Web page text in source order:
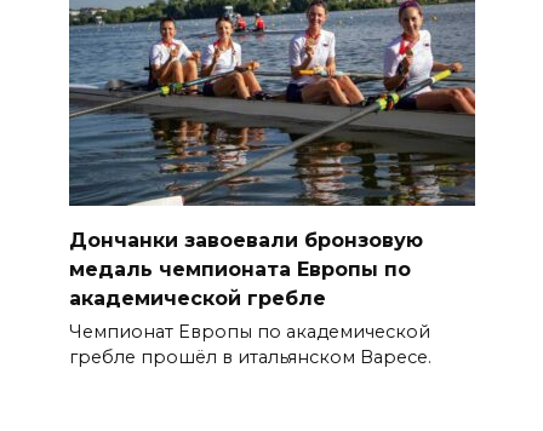
Дончанки завоевали бронзовую
медаль чемпионата Европы по
академической гребле
Чемпионат Европы по академической
гребле прошёл в итальянском Варесе.